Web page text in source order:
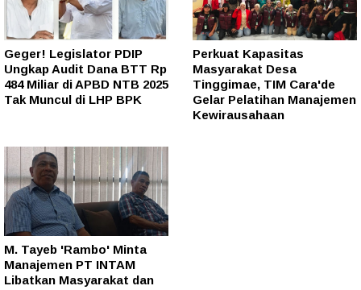
Geger! Legislator PDIP
Ungkap Audit Dana BTT Rp
484 Miliar di APBD NTB 2025
Tak Muncul di LHP BPK
Perkuat Kapasitas
Masyarakat Desa
Tinggimae, TIM Cara'de
Gelar Pelatihan Manajemen
Kewirausahaan
M. Tayeb 'Rambo' Minta
Manajemen PT INTAM
Libatkan Masyarakat dan